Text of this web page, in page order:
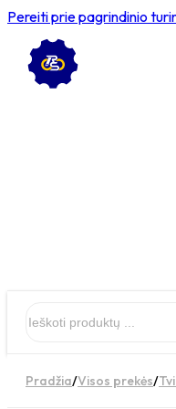
Pereiti prie pagrindinio
Pradžia/Visos prekės/